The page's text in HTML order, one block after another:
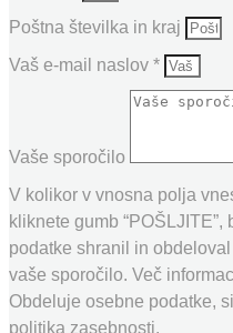
Poštna številka in kraj
Vaš e-mail naslov *
Vaše sporočilo
V kolikor v vnosna polja
kliknete gumb
podatke shranil in
vaše sporočilo. Več
Obdeluje osebne podatke,
politika zasebnosti.